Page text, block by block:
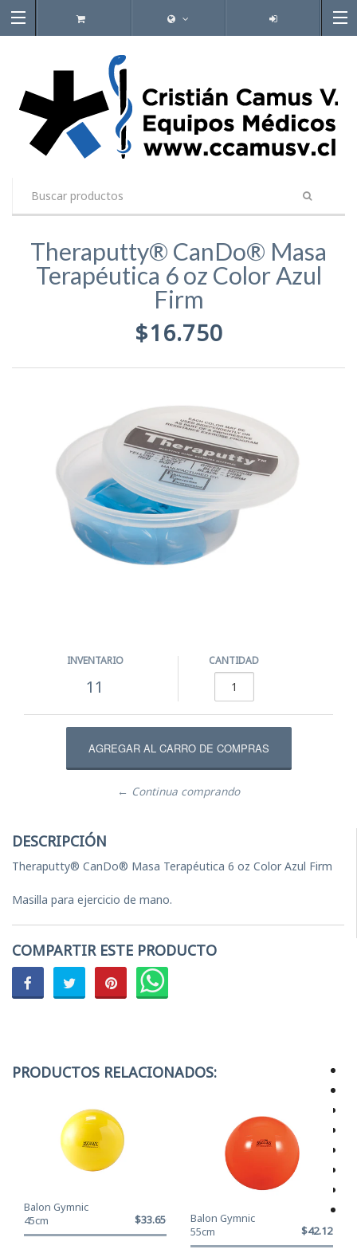
Theraputty® CanDo® Masa
Terapéutica 6 oz Color Azul
Firm
$16.750
INVENTARIO
11
CANTIDAD
← Continua comprando
DESCRIPCIÓN
Theraputty® CanDo® Masa Terapéutica 6 oz Color Azul Firm
Masilla para ejercicio de mano.
COMPARTIR ESTE PRODUCTO
PRODUCTOS RELACIONADOS:
Balon Gymnic
45cm
$33.650
Balon Gymnic
55cm
$42.120